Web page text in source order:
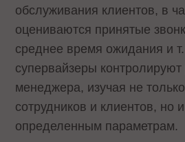
обслуживания клиентов, в
оцениваются принятые
среднее время ожидания и
супервайзеры контролируют
менеджера, изучая не
сотрудников и клиентов, но
определенным параметрам.